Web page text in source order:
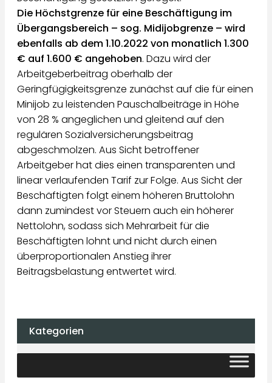
Die Höchstgrenze für eine Beschäftigung im
Übergangsbereich – sog. Midijobgrenze – wird
ebenfalls ab dem 1.10.2022 von monatlich 1.300
€ auf 1.600 € angehoben. Dazu wird der
Arbeitgeberbeitrag oberhalb der
Geringfügigkeitsgrenze zunächst auf die für einen
Minijob zu leistenden Pauschalbeiträge in Höhe
von 28 % angeglichen und gleitend auf den
regulären Sozialversicherungsbeitrag
abgeschmolzen. Aus Sicht betroffener
Arbeitgeber hat dies einen transparenten und
linear verlaufenden Tarif zur Folge. Aus Sicht der
Beschäftigten folgt einem höheren Bruttolohn
dann zumindest vor Steuern auch ein höherer
Nettolohn, sodass sich Mehrarbeit für die
Beschäftigten lohnt und nicht durch einen
überproportionalen Anstieg ihrer
Beitragsbelastung entwertet wird.
Kategorien